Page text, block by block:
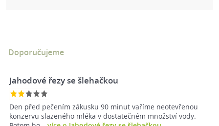
Doporučujeme
Jahodové řezy se šlehačkou
Den před pečením zákusku 90 minut vaříme neotevřenou
konzervu slazeného mléka v dostatečném množství vody.